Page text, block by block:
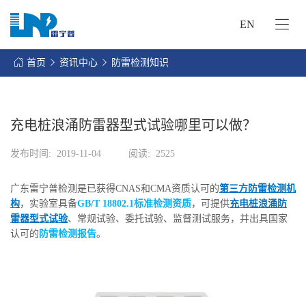
EN
首页 资讯中心 防雷检测知识
充电桩浪涌防雷器型式试验哪里可以做？
发布时间: 2019-11-04 阅读: 2525
广东雷宁普检测是已获得CNAS和CMA资质认可的第三方防雷检测机
构，实验室具备GB/T 18802.1标准检测资质，可提供充电桩浪涌防
雷器型式试验、常规试验、委托试验、监督测试服务，并出具国家
认可的 防雷检测报告。
网
的
务
服
资
讯